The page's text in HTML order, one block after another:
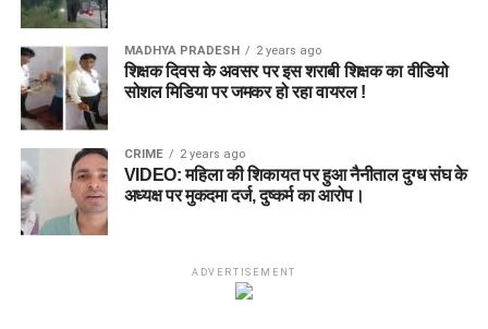
MADHYA PRADESH 2 years ago
शिक्षक दिवस के अवसर पर इस शराबी शिक्षक का वीडियो
सोशल मिडिया पर जमकर हो रहा वायरल !
CRIME 2 years ago
VIDEO: महिला की शिकायत पर हुआ नैनीताल दुग्ध संघ के
अध्यक्ष पर मुकदमा दर्ज, दुष्कर्म का आरोप।
ADVERTISEMENT